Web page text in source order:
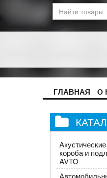
ГЛАВНАЯ О
короба и
AVTO